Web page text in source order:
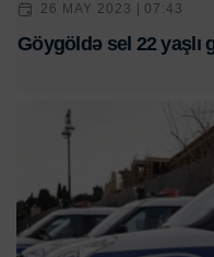
26 MAY 2023 | 07:43
Göygöldə sel 22 yaşlı